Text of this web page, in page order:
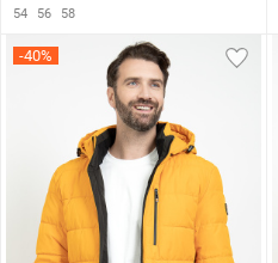
54 56 58
-40%